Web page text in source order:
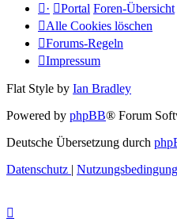
· Portal Foren-Übersicht
Alle Cookies löschen
Forums-Regeln
Impressum
Flat Style by Ian Bradley
Powered by phpBB® Forum
Deutsche Übersetzung durch
Datenschutz |